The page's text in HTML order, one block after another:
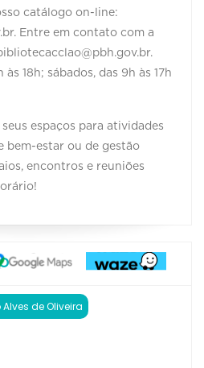
catálogo on-line:
Entre em contato com a
18h; sábados, das 9h às 17h
espaços para atividades
bem-estar ou de gestão
encontros e reuniões
de Oliveira